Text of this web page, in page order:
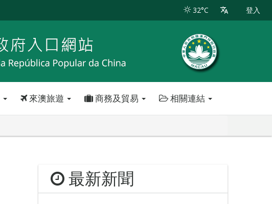
32°C 登入
來澳旅遊 商務及貿易 相關連結
最新新聞